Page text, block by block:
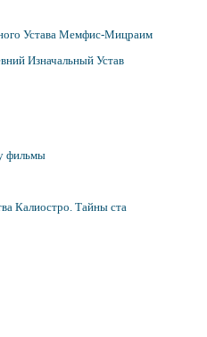
Устава Мемфис-Мицраим
Изначальный Устав
фильмы
Калиостро. Тайны ста